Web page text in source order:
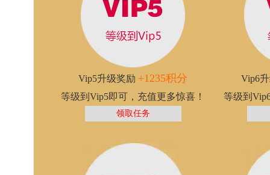
Vip5升级奖励 +1235积分
等级到Vip5即可，充值更多惊喜！
领取任务
Vip6
等级到